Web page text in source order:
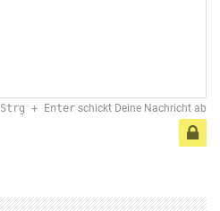
Strg + Enter schickt Deine Nachricht ab